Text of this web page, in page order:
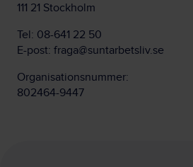
111 21 Stockholm
Tel: 08-641 22 50
E-post: fraga@suntarbetsliv.se
Organisationsnummer:
802464-9447